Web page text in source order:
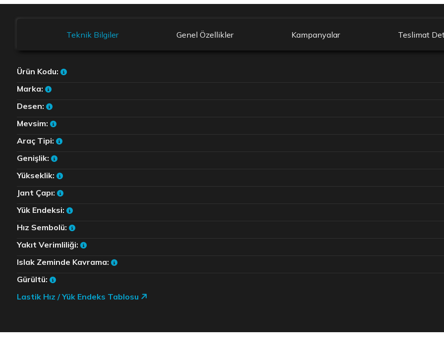
Teknik Bilgiler Genel Özellikler Kampanyalar Teslimat
Ürün Kodu:
Marka:
Desen:
Mevsim:
Araç Tipi:
Genişlik:
Yükseklik:
Jant Çapı:
Yük Endeksi:
Hız Sembolü:
Yakıt Verimliliği:
Islak Zeminde Kavrama:
Gürültü:
Lastik Hız / Yük Endeks Tablosu